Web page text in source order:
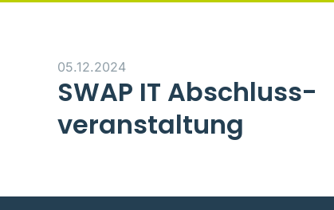
05.12.2024
SWAP IT Abschluss­
veranstaltung